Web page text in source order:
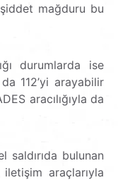
mağduru bu
durumlarda ise
112’yi arayabilir
aracılığıyla da
saldırıda bulunan
araçlarıyla